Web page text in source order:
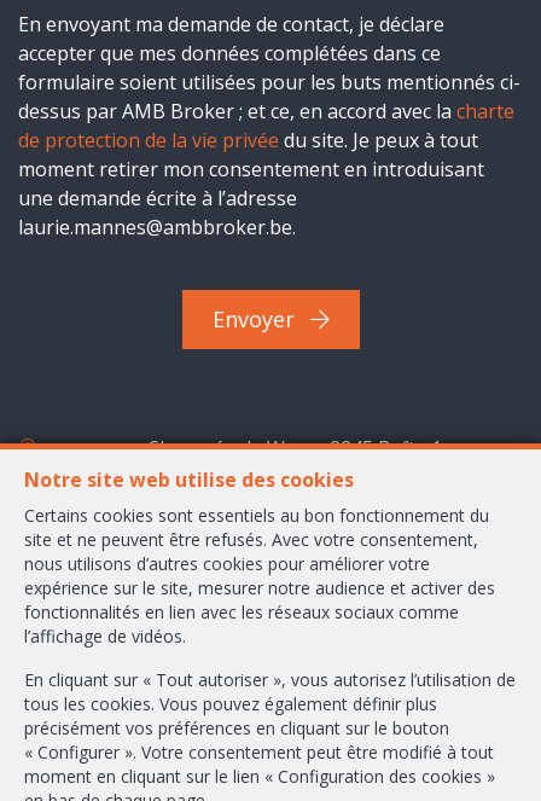
En envoyant ma demande de contact, je déclare
accepter que mes données complétées dans ce
formulaire soient utilisées pour les buts mentionnés ci-
dessus par AMB Broker ; et ce, en accord avec la charte
de protection de la vie privée du site. Je peux à tout
moment retirer mon consentement en introduisant
une demande écrite à l’adresse
laurie.mannes@ambbroker.be.
Envoyer
Notre site web utilise des cookies
Certains cookies sont essentiels au bon fonctionnement du
site et ne peuvent être refusés. Avec votre consentement,
nous utilisons d’autres cookies pour améliorer votre
expérience sur le site, mesurer notre audience et activer des
fonctionnalités en lien avec les réseaux sociaux comme
l’affichage de vidéos.
En cliquant sur « Tout autoriser », vous autorisez l’utilisation de
tous les cookies. Vous pouvez également définir plus
précisément vos préférences en cliquant sur le bouton
« Configurer ». Votre consentement peut être modifié à tout
moment en cliquant sur le lien « Configuration des cookies »
Chaussée de Wavre 2245 Boîte 1
1160 Bruxelles
+32-2/658.24.52
info@ambbroker.be
Agent immobilier intermédiaire agréé IPI sous le numéro 503.610 en
Instance de contrôle: Institut professionnel des agents immobiliers, rue
du Luxembourg 16B, 1000 Bruxelles (+32 2 505 38 50 - info@ipi.be) -
Soumis aucode déontologique de l’ IPI
RC professionnelle et cautionnement via AXA Belgium SA, Place du Trône